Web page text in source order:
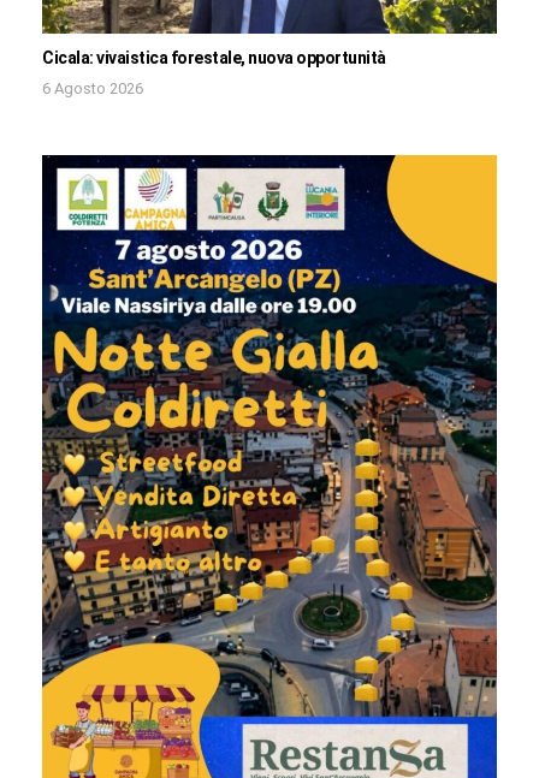
Cicala: vivaistica forestale, nuova opportunità
6 Agosto 2026